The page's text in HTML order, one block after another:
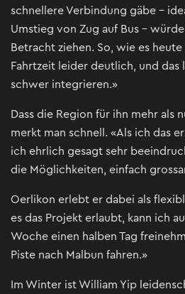
schnellere Verbindung gäbe –
Umstieg von Zug auf Bus –
Betracht ziehen. So, wie es
Fahrtzeit leider deutlich, und das
schwer integrieren.»
Dass die Region für ihn mehr als
merkt man schnell. «Als ich das
ich ehrlich gesagt sehr
die Möglichkeiten, einfach
Oerlikon erlebt er dabei als
es das Projekt erlaubt, kann ich
Woche einen halben Tag
Piste nach Malbun fahren.»
Im Winter ist William Yip